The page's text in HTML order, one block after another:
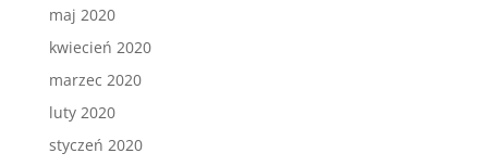
maj 2020
kwiecień 2020
marzec 2020
luty 2020
styczeń 2020